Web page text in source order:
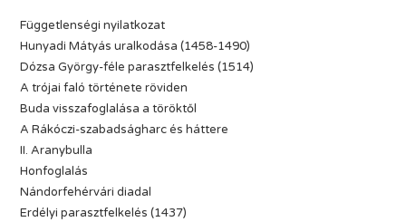
Függetlenségi nyilatkozat
Hunyadi Mátyás uralkodása (1458-1490)
Dózsa György-féle parasztfelkelés (1514)
A trójai faló története röviden
Buda visszafoglalása a töröktől
A Rákóczi-szabadságharc és háttere
II. Aranybulla
Honfoglalás
Nándorfehérvári diadal
Erdélyi parasztfelkelés (1437)